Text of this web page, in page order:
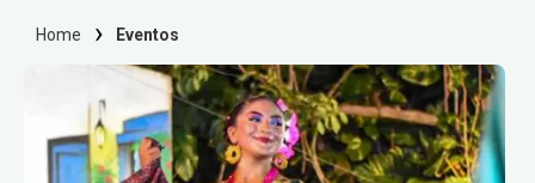
Home Eventos